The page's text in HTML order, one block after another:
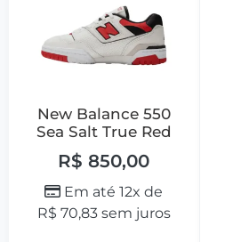
New Balance 550
Sea Salt True Red
R$ 850,00
Em até 12x de
R$ 70,83sem juros